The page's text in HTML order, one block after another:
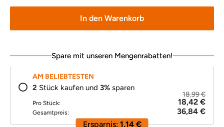
In den Warenkorb
Spare mit unseren Mengenrabatten!
AM BELIEBTESTEN
2 Stück kaufen und 3% sparen
Pro Stück:
18,99 €
18,42 €
Gesamtpreis:
36,84 €
Ersparnis: 1,14 €